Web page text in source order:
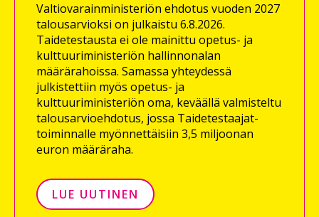
Valtiovarainministeriön ehdotus vuoden 2027
talousarvioksi on julkaistu 6.8.2026.
Taidetestausta ei ole mainittu opetus- ja
kulttuuriministeriön hallinnonalan
määrärahoissa. Samassa yhteydessä
julkistettiin myös opetus- ja
kulttuuriministeriön oma, keväällä valmisteltu
talousarvioehdotus, jossa Taidetestaajat-
toiminnalle myönnettäisiin 3,5 miljoonan
euron määräraha.
LUE UUTINEN